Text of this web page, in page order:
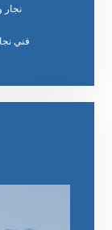
نجار